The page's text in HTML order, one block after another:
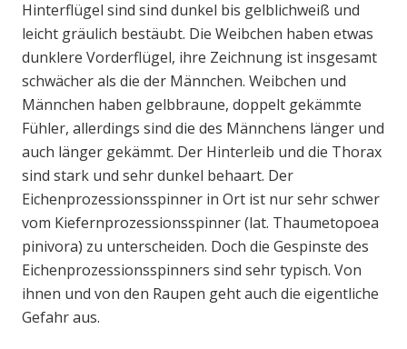
Hinterflügel sind sind dunkel bis gelblichweiß und
leicht gräulich bestäubt. Die Weibchen haben etwas
dunklere Vorderflügel, ihre Zeichnung ist insgesamt
schwächer als die der Männchen. Weibchen und
Männchen haben gelbbraune, doppelt gekämmte
Fühler, allerdings sind die des Männchens länger und
auch länger gekämmt. Der Hinterleib und die Thorax
sind stark und sehr dunkel behaart. Der
Eichenprozessionsspinner in Ort ist nur sehr schwer
vom Kiefernprozessionsspinner (lat. Thaumetopoea
pinivora) zu unterscheiden. Doch die Gespinste des
Eichenprozessionsspinners sind sehr typisch. Von
ihnen und von den Raupen geht auch die eigentliche
Gefahr aus.